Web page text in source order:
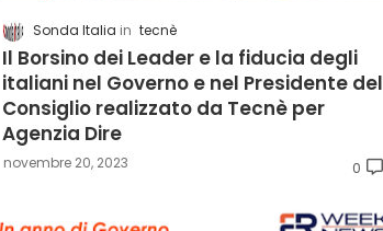
Sonda Italia tecnè
Il Borsino dei Leader e la fiducia degli
italiani nel Governo e nel Presidente del
Consiglio realizzato da Tecnè per
Agenzia Dire
novembre 20, 2023 0